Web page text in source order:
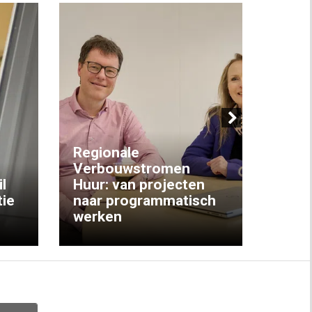
Regionale
Verbouwstromen
Huur: van projecten
naar programmatisch
werken
Next